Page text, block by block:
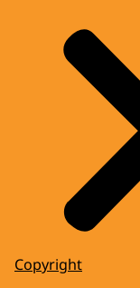
Copyright